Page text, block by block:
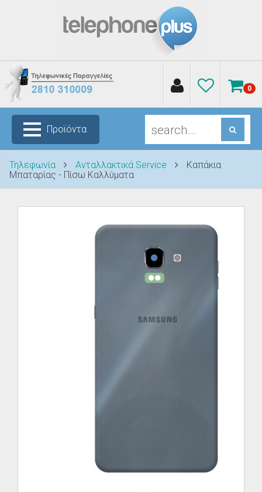
0
Προϊόντα
Τηλεφωνία Ανταλλακτικά Service
Καπάκια
Μπαταρίας - Πίσω Καλλύματα